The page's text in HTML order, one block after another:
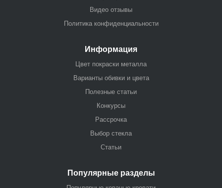
Видео отзывы
Политика конфиденциальности
Информация
Цвет покраски металла
Варианты обивки и цвета
Полезные статьи
Конкурсы
Рассрочка
Выбор стекла
Статьи
Популярные разделы